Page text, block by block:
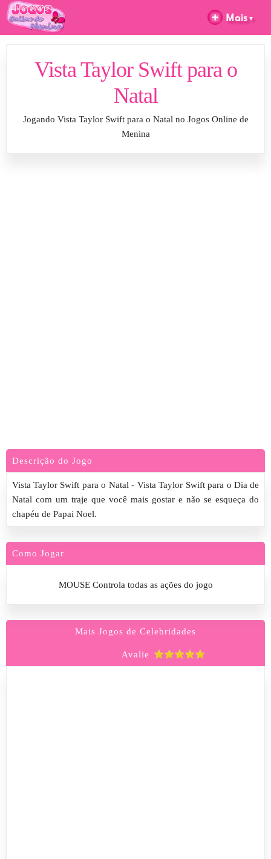
Vista Taylor Swift para o
Natal
Jogando Vista Taylor Swift para o Natal no Jogos Online de
Menina
Descrição do Jogo
Vista Taylor Swift para o Natal - Vista Taylor Swift para o Dia de
Natal com um traje que você mais gostar e não se esqueça do
chapéu de Papai Noel.
Como Jogar
MOUSE Controla todas as ações do jogo
Mais Jogos de Celebridades
Avalie